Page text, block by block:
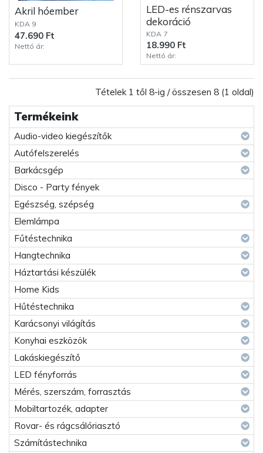
Termékeink
Audio-video kiegészítők
Autófelszerelés
Barkácsgép
Disco - Party fények
Egészség, szépség
Elemlámpa
Fűtéstechnika
Hangtechnika
Háztartási készülék
Home Kids
Hűtéstechnika
Karácsonyi világítás
Konyhai eszközök
Lakáskiegészítő
LED fényforrás
Mérés, szerszám, forrasztás
Mobiltartozék, adapter
Rovar- és rágcsálóriasztó
Számítástechnika
Akril hóember
KDA 9
47.690 Ft
Nettó ár:
LED-es rénszarvas
dekoráció
KDA 7
18.990 Ft
Nettó ár:
Tételek 1 től 8-ig / összesen 8 (1 oldal)